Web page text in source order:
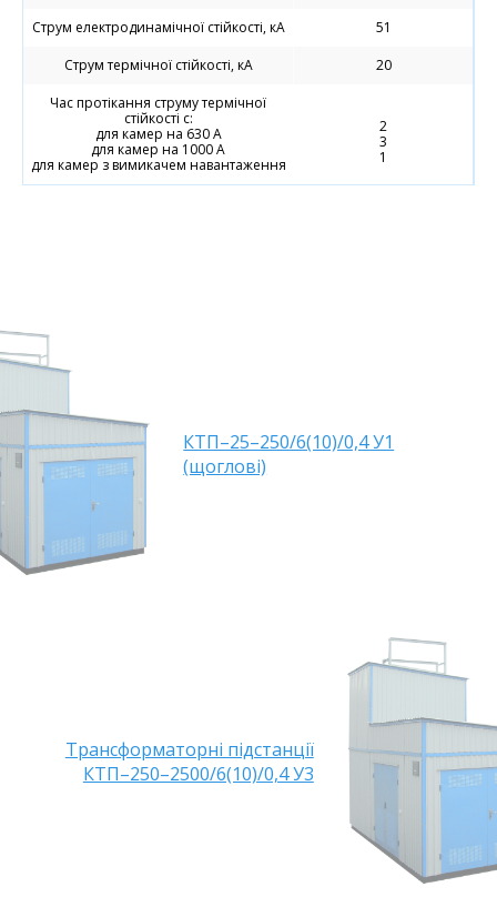
Струм електродинамічної стійкості, кА
51
Струм термічної стійкості, кА
20
Час протікання струму термічної
стійкості с:
для камер на 630 А
для камер на 1000 А
для камер з вимикачем навантаження
2
3
1
КТП–25–250/6(10)/0,4 У1
(щоглові)
Трансформаторні підстанції
КТП–250–2500/6(10)/0,4 У3